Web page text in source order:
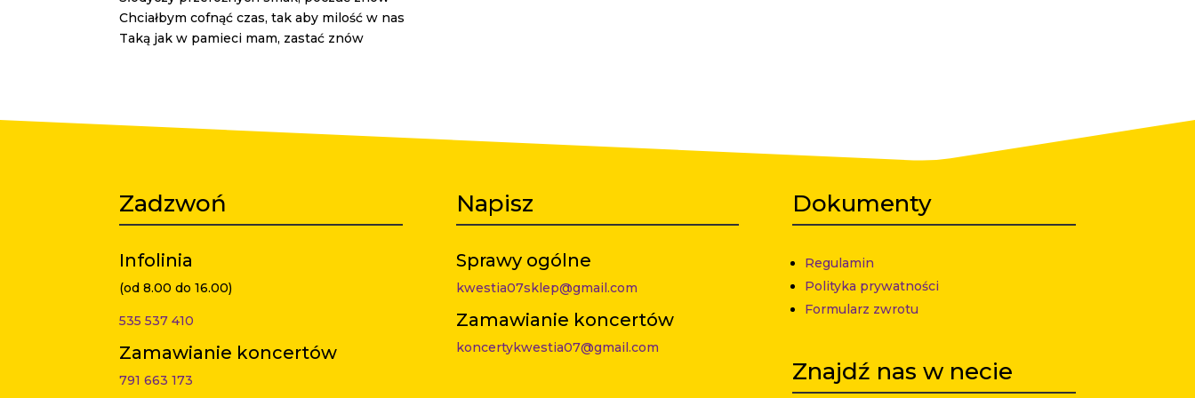
Chciałbym cofnąć czas, tak aby milość w nas
Taką jak w pamieci mam, zastać znów
Zadzwoń
Infolinia
(od 8.00 do 16.00)
535 537 410
Zamawianie koncertów
791 663 173
Napisz
Sprawy ogólne
kwestia07sklep@gmail.com
Zamawianie koncertów
koncertykwestia07@gmail.com
Dokumenty
Regulamin
Polityka prywatności
Formularz zwrotu
Znajdź nas w necie